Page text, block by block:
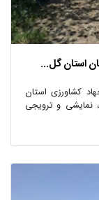
استان گل...
کشاورزی استان
نمایشی و ترویجی